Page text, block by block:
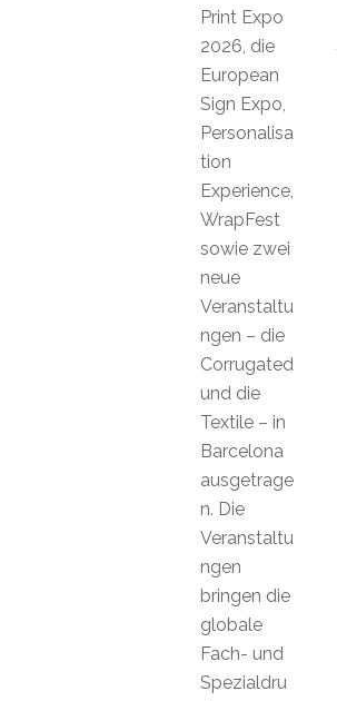
Print Expo
2026, die
European
Sign Expo,
Personalisa
tion
Experience,
WrapFest
sowie zwei
neue
Veranstaltu
ngen – die
Corrugated
und die
Textile – in
Barcelona
ausgetrage
n. Die
Veranstaltu
ngen
bringen die
globale
Fach- und
Spezialdru